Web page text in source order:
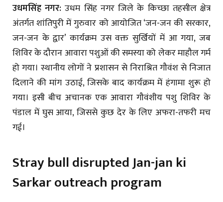
उधमसिंह नगर: उधम सिंह नगर जिले के किच्छा तहसील क्षेत्र
अंतर्गत शांतिपुरी में गुरुवार को आयोजित ‘जन-जन की सरकार,
जन-जन के द्वार’ कार्यक्रम उस वक्त सुर्खियों में आ गया, जब
शिविर के दौरान आवारा पशुओं की समस्या को लेकर माहौल गर्म
हो गया। स्थानीय लोगों ने प्रशासन से निराश्रित गौवंश से निजात
दिलाने की मांग उठाई, जिसके बाद कार्यक्रम में हंगामा शुरू हो
गया। इसी बीच अचानक एक आवारा गौवंशीय पशु शिविर के
पंडाल में घुस आया, जिससे कुछ देर के लिए अफरा-तफरी मच
गई।
Stray bull disrupted Jan-jan ki
Sarkar outreach program